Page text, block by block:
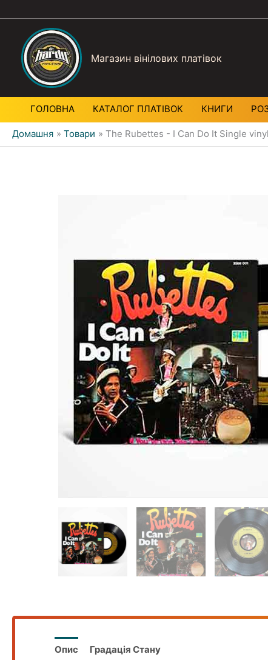
Магазин вінілових платівок
ГОЛОВНА КАТАЛОГ ПЛАТIВОК КНИГИ
Домашня Товари The Rubettes - I Can Do It Single
Опис Градація Стану